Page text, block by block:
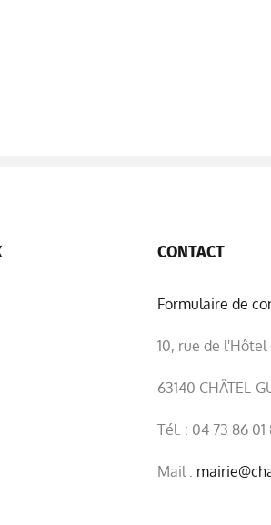
CONTACT
Formulaire de
10, rue de l'Hôtel
63140 CHÂTEL-
Tél. : 04 73 86 01
Mail :